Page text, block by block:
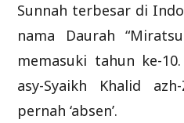
Sunnah terbesar di
nama Daurah
memasuki tahun ke-
asy-Syaikh Khalid
pernah ‘absen’.